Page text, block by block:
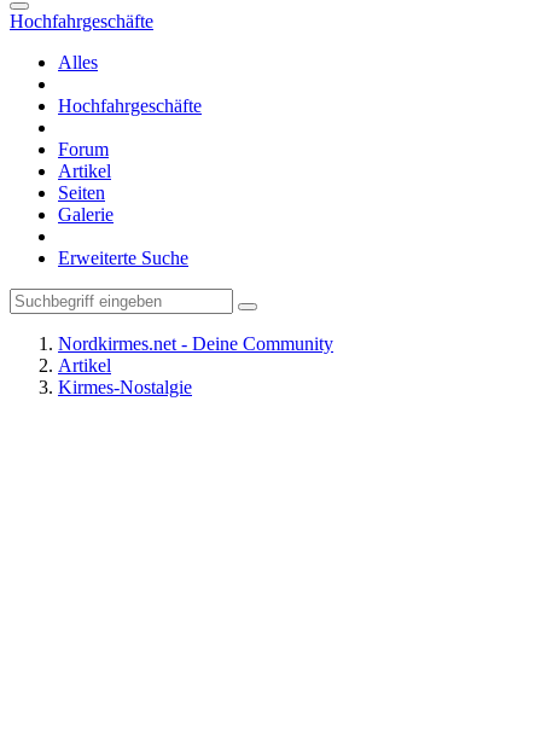
Hochfahrgeschäfte
Alles
Hochfahrgeschäfte
Forum
Artikel
Seiten
Galerie
Erweiterte Suche
Nordkirmes.net - Deine Community
Artikel
Kirmes-Nostalgie